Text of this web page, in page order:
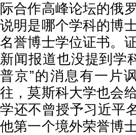
际合作高峰论坛的俄
说明是哪个学科的博
名誉博士学位证书。
新闻报道也没提到学
普京”的消息有一片
往，莫斯科大学也会
学还不曾授予习近平
他第一个境外荣誉博